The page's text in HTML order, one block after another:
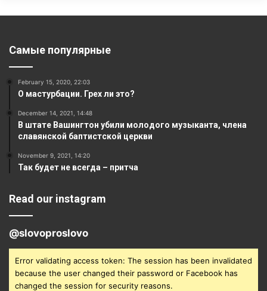
Самые популярные
February 15, 2020, 22:03
О мастурбации. Грех ли это?
December 14, 2021, 14:48
В штате Вашингтон убили молодого музыканта, члена
славянской баптистской церкви
November 9, 2021, 14:20
Так будет не всегда – притча
Read our instagram
@slovoproslovo
Error validating access token: The session has been invalidated
because the user changed their password or Facebook has
changed the session for security reasons.